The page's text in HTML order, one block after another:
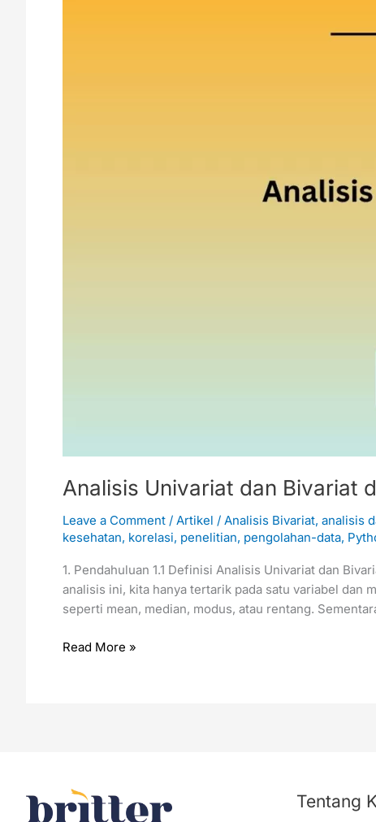
Analisis Univariat dan Bivariat
Leave a Comment / Artikel / Analisis Bivariat, analisis
kesehatan, korelasi, penelitian, pengolahan-data,
1. Pendahuluan 1.1 Definisi Analisis Univariat dan
analisis ini, kita hanya tertarik pada satu variabel dan
seperti mean, median, modus, atau rentang.
Read More »
Tentang